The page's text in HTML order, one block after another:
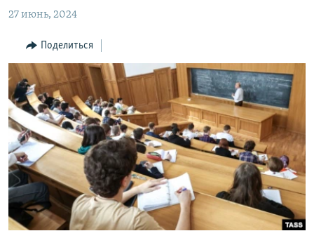
главной
Вернутся
поиску
НАСТОЯЩЕЕ ВРЕМЯ
МИГРАНТ МЕДИА
27 июнь, 2024
Поделиться